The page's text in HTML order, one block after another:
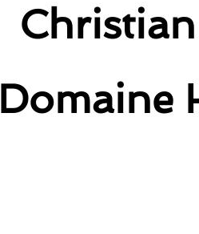
Domaine